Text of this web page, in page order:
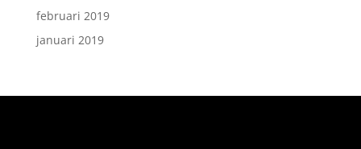
februari 2019
januari 2019